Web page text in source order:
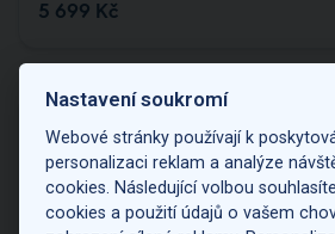
5 699 Kč
Němčina, obecný kurz A2-II,
22.2.2027 Praha
Nastavení soukromí
Webové stránky používají k
personalizaci reklam a analýze
cookies. Následující volbou
cookies a použití údajů o vašem